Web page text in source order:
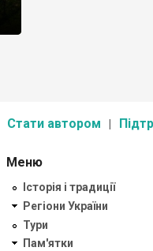
Стати автором
Меню
Історія і традиції
Регіони України
Тури
Пам'ятки